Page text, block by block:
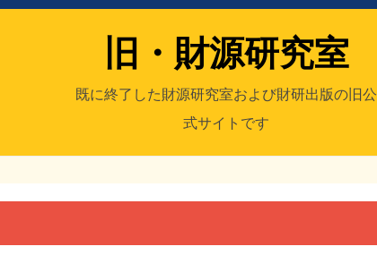
旧・財源研究室
既に終了した財源研究室および財研出版の旧公
式サイトです